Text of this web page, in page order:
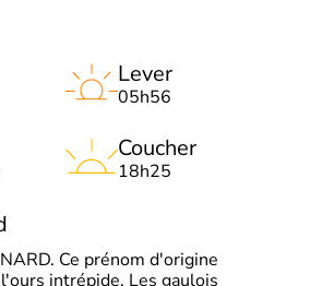
Lever
05h56
Coucher
18h25
Ce prénom d'origine
intrépide. Les gaulois